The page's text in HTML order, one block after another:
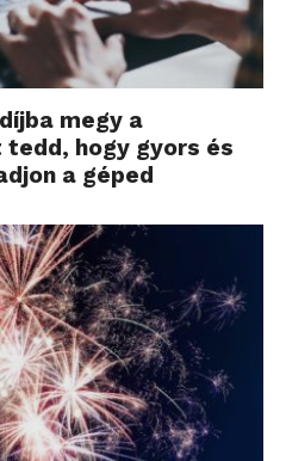
megy a
tedd, hogy gyors és
a géped